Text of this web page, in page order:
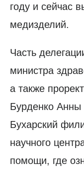
году и сейчас
медизделий.
Часть
министра
а также
Бурденко Анны
Бухарский
научного
помощи, где